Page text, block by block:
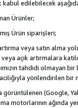
kabul edilebilecek
Ürünler;
Ürün siparişleri;
veya satın alma
açık artırmalara
tahdidi olmayan
yönlendirilen
(Google,
motorlarının ağında